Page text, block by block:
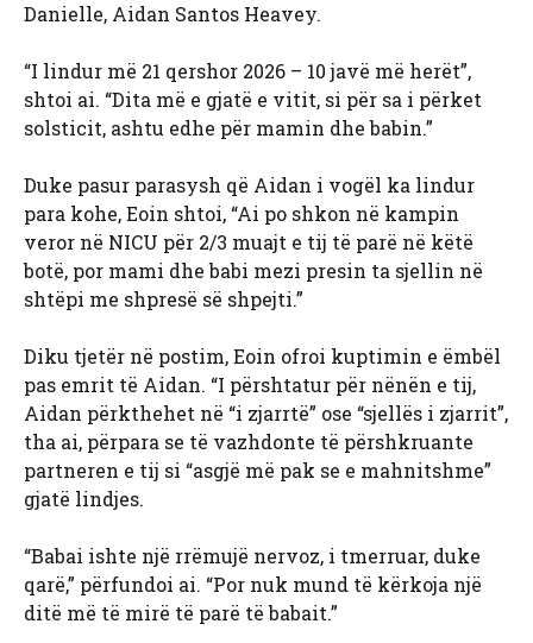
Danielle, Aidan Santos Heavey.
“I lindur më 21 qershor 2026 – 10 javë më herët”,
shtoi ai. “Dita më e gjatë e vitit, si për sa i përket
solsticit, ashtu edhe për mamin dhe babin.”
Duke pasur parasysh që Aidan i vogël ka lindur
para kohe, Eoin shtoi, “Ai po shkon në kampin
veror në NICU për 2/3 muajt e tij të parë në këtë
botë, por mami dhe babi mezi presin ta sjellin në
shtëpi me shpresë së shpejti.”
Diku tjetër në postim, Eoin ofroi kuptimin e ëmbël
pas emrit të Aidan. “I përshtatur për nënën e tij,
Aidan përkthehet në “i zjarrtë” ose “sjellës i zjarrit”,
tha ai, përpara se të vazhdonte të përshkruante
partneren e tij si “asgjë më pak se e mahnitshme”
gjatë lindjes.
“Babai ishte një rrëmujë nervoz, i tmerruar, duke
qarë,” përfundoi ai. “Por nuk mund të kërkoja një
ditë më të mirë të parë të babait.”